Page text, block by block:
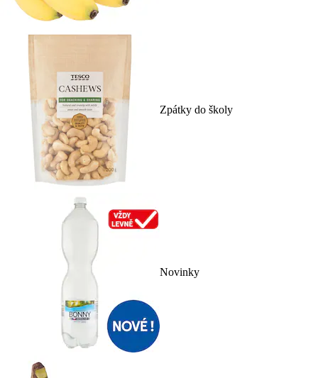
Zpátky do školy
Novinky